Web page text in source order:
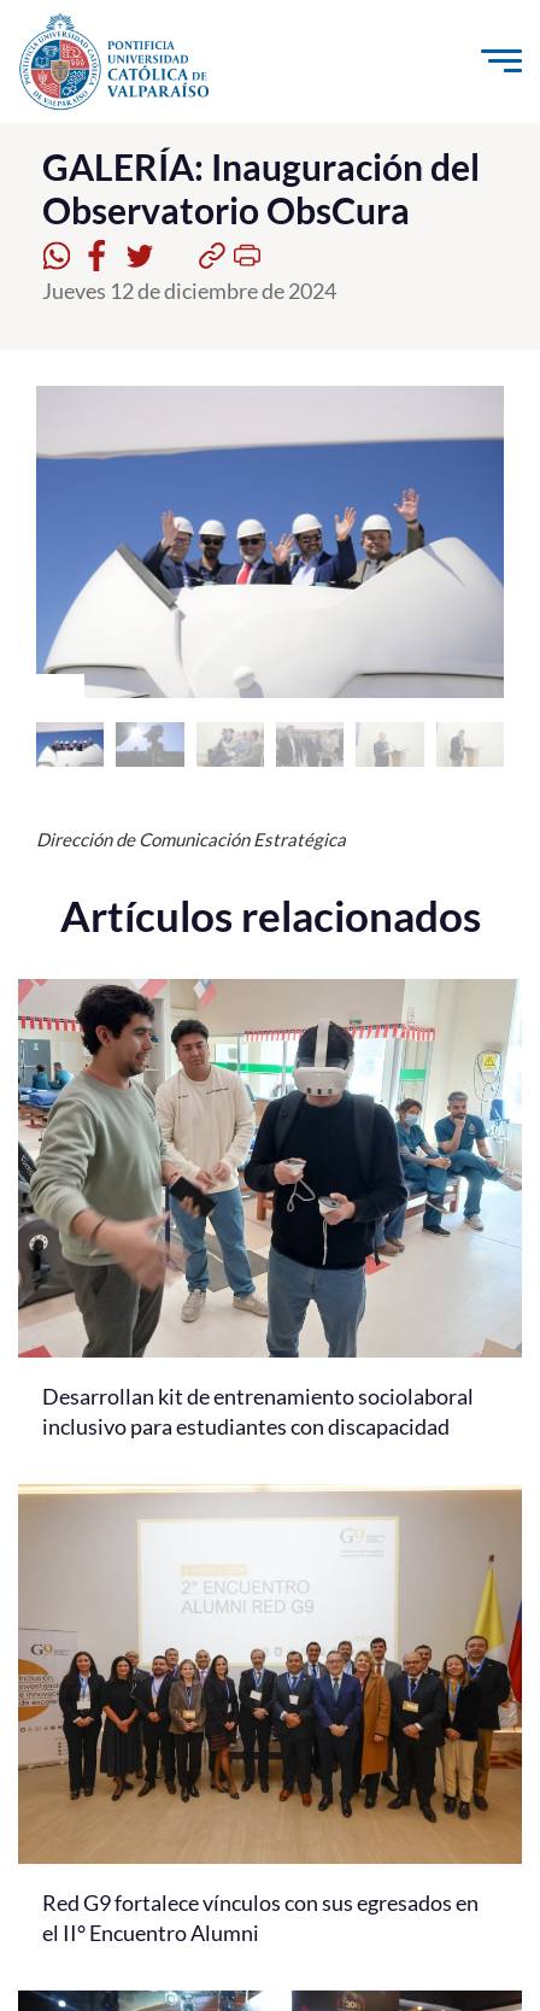
Click acá para ir directamente al contenido
La Universidad
Investigación, Creación e Innovación
PUCV Internacional
Vinculación con el Medio
Admisión
Formación Continua
Estudiantes
Académicos
Funcionarios
Alumni
English
GALERÍA: Inauguración del
Observatorio ObsCura
Jueves 12 de diciembre de 2024
Dirección de Comunicación Estratégica
Artículos relacionados
Desarrollan kit de entrenamiento sociolaboral
inclusivo para estudiantes con discapacidad
Red G9 fortalece vínculos con sus egresados en
el II° Encuentro Alumni